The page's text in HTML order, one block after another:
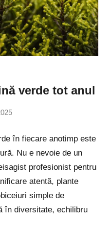
verde tot anul
în fiecare anotimp este
Nu e nevoie de un
profesionist pentru
atentă, plante
simple de
în diversitate, echilibru